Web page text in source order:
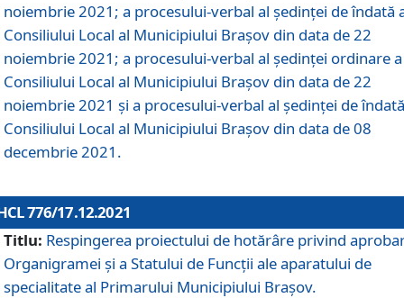
noiembrie 2021; a procesului-verbal al şedinţei de îndată
Consiliului Local al Municipiului Braşov din data de 22
noiembrie 2021; a procesului-verbal al şedinţei ordinare a
Consiliului Local al Municipiului Braşov din data de 22
noiembrie 2021 și a procesului-verbal al şedinţei de
Consiliului Local al Municipiului Braşov din data de 08
decembrie 2021.
776/17.12.2021
Titlu: Respingerea proiectului de hotărâre privind
Organigramei şi a Statului de Funcţii ale aparatului de
specialitate al Primarului Municipiului Braşov.